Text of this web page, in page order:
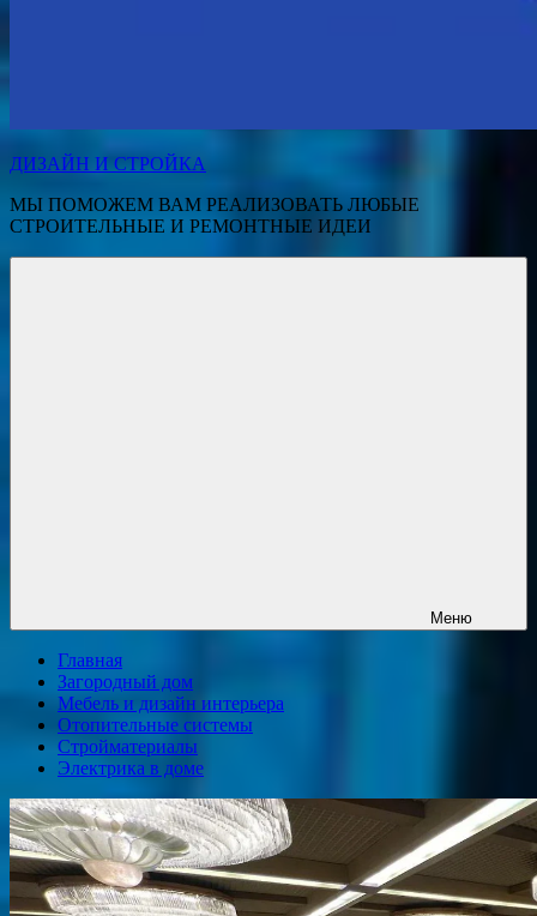
ДИЗАЙН И СТРОЙКА
МЫ ПОМОЖЕМ ВАМ РЕАЛИЗОВАТЬ ЛЮБЫЕ
СТРОИТЕЛЬНЫЕ И РЕМОНТНЫЕ ИДЕИ
Меню
Главная
Загородный дом
Мебель и дизайн интерьера
Отопительные системы
Стройматериалы
Электрика в доме